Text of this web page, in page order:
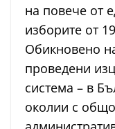
на повече от
изборите от
Обикновено
проведени
система – в
околии с